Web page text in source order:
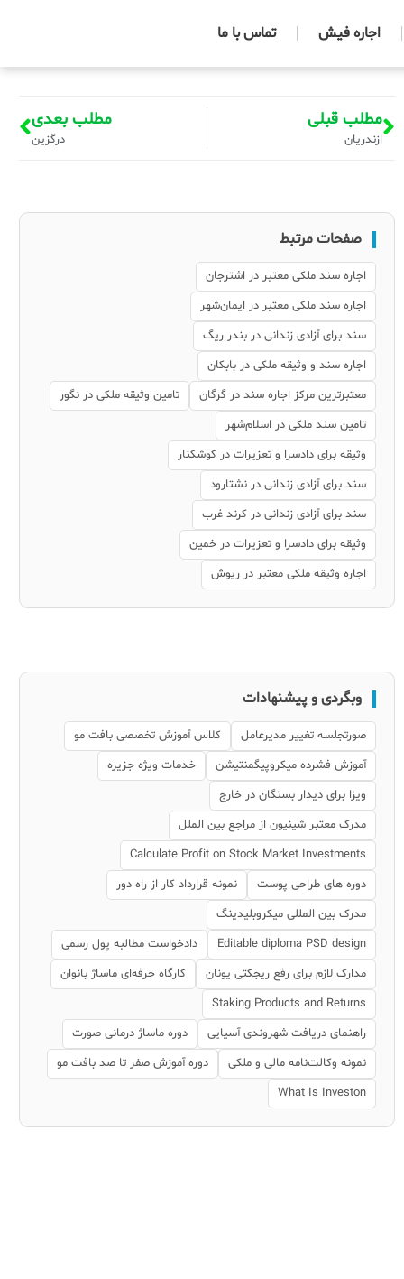
اجاره فیش تماس با ما
مطلب قبلی
ازندریان
مطلب بعدی
درگزین
صفحات مرتبط
اجاره سند ملکی معتبر در اشترجان
اجاره سند ملکی معتبر در ایمان‌شهر
سند برای آزادی زندانی در بندر ریگ
اجاره سند و وثیقه ملکی در بابکان
معتبرترین مرکز اجاره سند در گرگان
تامین وثیقه ملکی در نگور
تامین سند ملکی در اسلام‌شهر
وثیقه برای دادسرا و تعزیرات در کوشکنار
سند برای آزادی زندانی در نشتارود
سند برای آزادی زندانی در کرند غرب
وثیقه برای دادسرا و تعزیرات در خمین
اجاره وثیقه ملکی معتبر در ریوش
وبگردی و پیشنهادات
صورتجلسه تغییر مدیرعامل
کلاس آموزش تخصصی بافت مو
آموزش فشرده میکروپیگمنتیشن
خدمات ویژه جزیره
ویزا برای دیدار بستگان در خارج
مدرک معتبر شینیون از مراجع بین الملل
Calculate Profit on Stock Market Investments
دوره های طراحی پوست
نمونه قرارداد کار از راه دور
مدرک بین المللی میکروبلیدینگ
Editable diploma PSD design
دادخواست مطالبه پول رسمی
مدارک لازم برای رفع ریجکتی یونان
کارگاه حرفه‌ای ماساژ بانوان
Staking Products and Returns
راهنمای دریافت شهروندی آسیایی
دوره ماساژ درمانی صورت
نمونه وکالت‌نامه مالی و ملکی
دوره آموزش صفر تا صد بافت مو
What Is Investon